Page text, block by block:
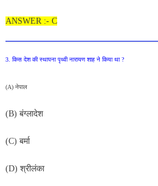
ANSWER :- C
3. किस देश की स्थापना पृथ्वी नारायण शाह ने किया था ?
(A) नेपाल
(B) बंग्लादेश
(C) बर्मा
(D) श्रीलंका